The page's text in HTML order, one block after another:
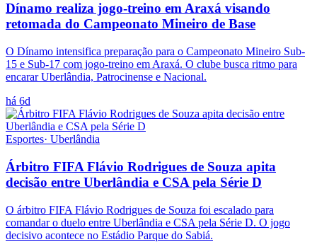
Dínamo realiza jogo-treino em Araxá visando
retomada do Campeonato Mineiro de Base
O Dínamo intensifica preparação para o Campeonato Mineiro Sub-
15 e Sub-17 com jogo-treino em Araxá. O clube busca ritmo para
encarar Uberlândia, Patrocinense e Nacional.
há 6d
Esportes· Uberlândia
Árbitro FIFA Flávio Rodrigues de Souza apita
decisão entre Uberlândia e CSA pela Série D
O árbitro FIFA Flávio Rodrigues de Souza foi escalado para
comandar o duelo entre Uberlândia e CSA pela Série D. O jogo
decisivo acontece no Estádio Parque do Sabiá.